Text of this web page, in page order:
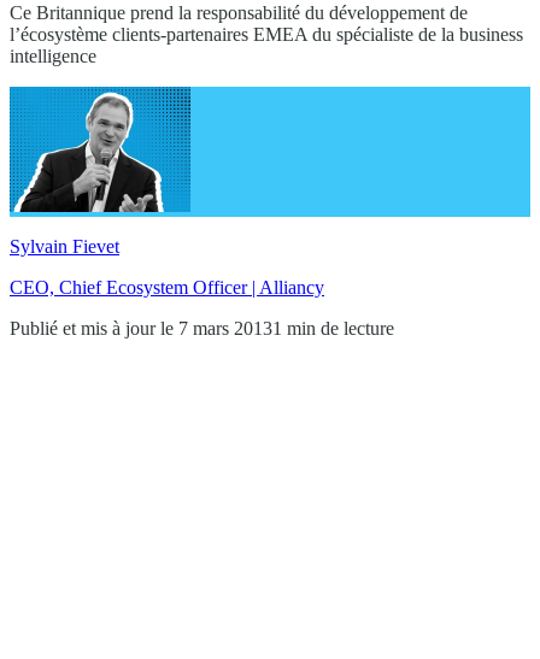
Ce Britannique prend la responsabilité du développement de
l’écosystème clients-partenaires EMEA du spécialiste de la business
intelligence
Sylvain Fievet
CEO, Chief Ecosystem Officer | Alliancy
Publié et mis à jour le 7 mars 20131 min de lecture